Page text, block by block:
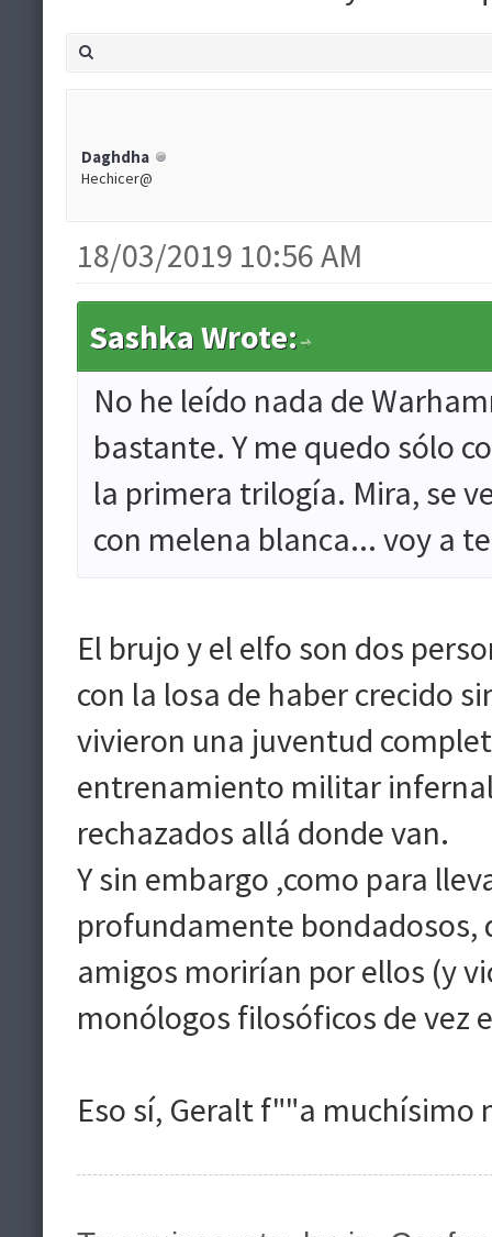
Daghdha
Hechicer@
18/03/2019 10:56 AM
Sashka Wrote:
No he leído nada de
bastante. Y me quedo sólo
la primera trilogía. Mira, se
con melena blanca... voy a
El brujo y el elfo son dos
con la losa de haber crecido
vivieron una juventud
entrenamiento militar
rechazados allá donde van.
Y sin embargo ,como para
profundamente bondadosos,
amigos morirían por ellos (y
monólogos filosóficos de vez
Eso sí, Geralt f""a